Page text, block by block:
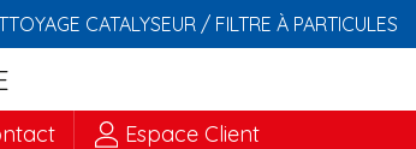
CATALYSEUR / FILTRE À PARTICULES
Espace Client